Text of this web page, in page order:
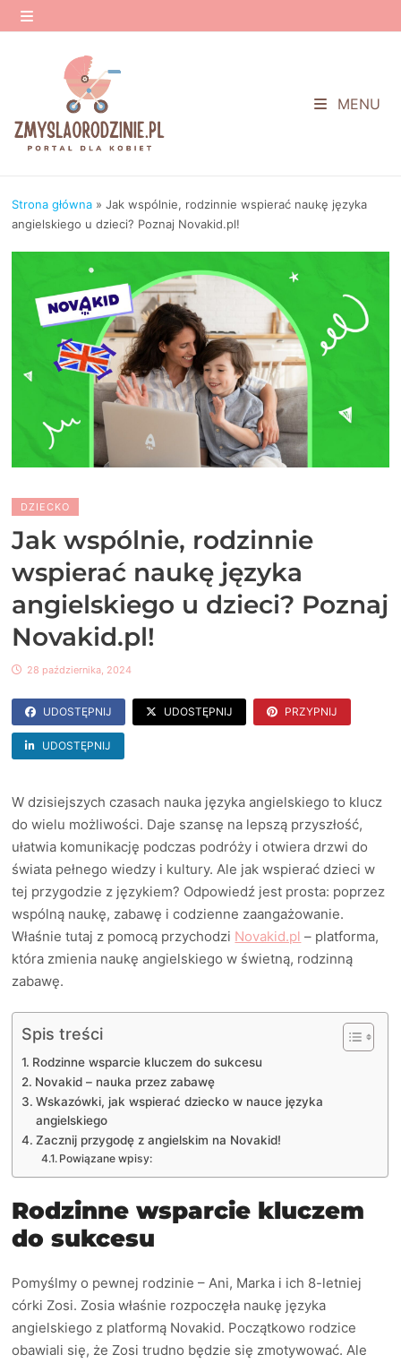
Przejdź
do
MENU
MENU
Strona główna »Jak wspólnie, rodzinnie wspierać naukę języka
angielskiego u dzieci? Poznaj Novakid.pl!
DZIECKO
Jak wspólnie, rodzinnie
wspierać naukę języka
angielskiego u dzieci? Poznaj
Novakid.pl!
28 października, 2024
UDOSTĘPNIJ UDOSTĘPNIJ PRZYPNIJ
UDOSTĘPNIJ
W dzisiejszych czasach nauka języka angielskiego to klucz
do wielu możliwości. Daje szansę na lepszą przyszłość,
ułatwia komunikację podczas podróży i otwiera drzwi do
świata pełnego wiedzy i kultury. Ale jak wspierać dzieci w
tej przygodzie z językiem? Odpowiedź jest prosta: poprzez
wspólną naukę, zabawę i codzienne zaangażowanie.
Właśnie tutaj z pomocą przychodzi Novakid.pl – platforma,
która zmienia naukę angielskiego w świetną, rodzinną
zabawę.
Spis treści
Rodzinne wsparcie kluczem do sukcesu
Novakid – nauka przez zabawę
Wskazówki, jak wspierać dziecko w nauce języka
angielskiego
Zacznij przygodę z angielskim na Novakid!
Powiązane wpisy:
Rodzinne wsparcie kluczem
do sukcesu
Pomyślmy o pewnej rodzinie – Ani, Marka i ich 8-letniej
córki Zosi. Zosia właśnie rozpoczęła naukę języka
angielskiego z platformą Novakid. Początkowo rodzice
obawiali się, że Zosi trudno będzie się zmotywować. Ale